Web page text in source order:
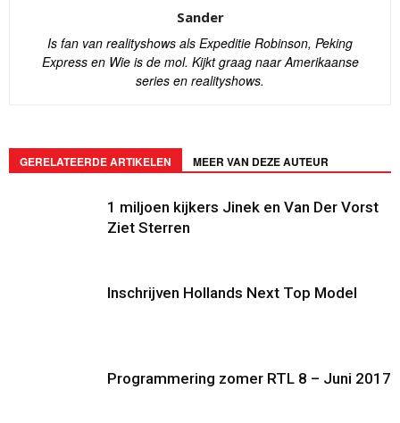
Sander
Is fan van realityshows als Expeditie Robinson, Peking
Express en Wie is de mol. Kijkt graag naar Amerikaanse
series en realityshows.
GERELATEERDE ARTIKELEN MEER VAN DEZE AUTEUR
1 miljoen kijkers Jinek en Van Der Vorst
Ziet Sterren
Inschrijven Hollands Next Top Model
Programmering zomer RTL 8 – Juni 2017